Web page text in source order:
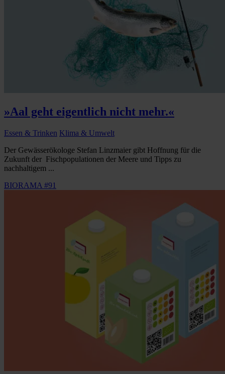
»Aal geht eigentlich nicht mehr.«
Essen & Trinken Klima & Umwelt
Der Gewässerökologe Stefan Linzmaier gibt Hoffnung für die
Zukunft der Fischpopulationen der Meere und Tipps zu
nachhaltigem ...
BIORAMA #91